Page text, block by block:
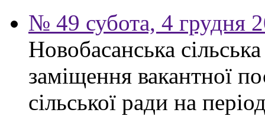
№ 49 субота, 4 грудня
Новобасанська
заміщення вакантної
сільської ради на